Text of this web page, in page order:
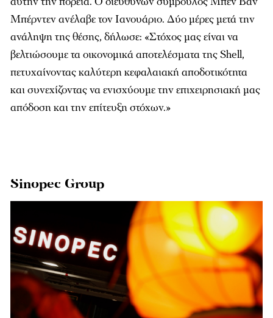
Μπέρντεν ανέλαβε τον Ιανουάριο. Δύο μέρες μετά την
ανάληψη της θέσης, δήλωσε: «Στόχος μας είναι να
βελτιώσουμε τα οικονομικά αποτελέσματα της Shell,
πετυχαίνοντας καλύτερη κεφαλαιακή αποδοτικότητα
και συνεχίζοντας να ενισχύουμε την επιχειρησιακή μας
απόδοση και την επίτευξη στόχων.»
Sinopec Group